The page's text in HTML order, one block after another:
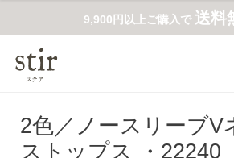
9,900円以上ご購入で 送料
2色／ノースリーブV
ストップス ・22240